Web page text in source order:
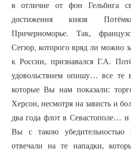
в отличие от фон Гельбига
достижения князя
Причерноморье. Так,
Сегюр, которого вряд ли можно
к России, признавался Г.А.
удовольствием опишу… все те
которые Вы нам показали:
Херсон, несмотря на зависть и
два года флот в Севастополе… и
Вы с такою убедительностью
отвечали на те нападки,